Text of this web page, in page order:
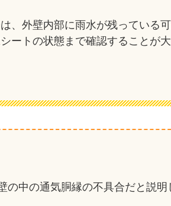
、外壁内部に雨水が残っている
ートの状態まで確認することが
の中の通気胴縁の不具合だと説明